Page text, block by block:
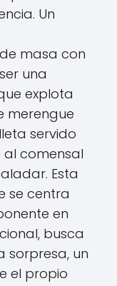
Un
masa con
una
explota
merengue
servido
comensal
Esta
se centra
en
busca
sorpresa, un
el propio